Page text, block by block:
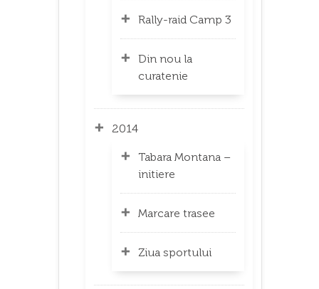
Rally-raid Camp 3
Din nou la
curatenie
2014
Tabara Montana –
initiere
Marcare trasee
Ziua sportului